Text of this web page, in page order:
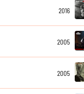
2016
2005
2005